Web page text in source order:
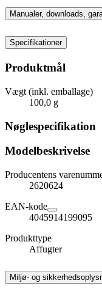
Manualer, downloads,
Specifikationer
Produktmål
Vægt (inkl. emballage)
100,0 g
Nøglespecifikation
Modelbeskrivelse
Producentens
2620624
EAN-kode
4045914199095
Produkttype
Affugter
Miljø- og